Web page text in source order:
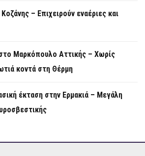
– Επιχειρούν εναέριες και
Μαρκόπουλο Αττικής – Χωρίς
κοντά στη Θέρμη
έκταση στην Ερμακιά – Μεγάλη